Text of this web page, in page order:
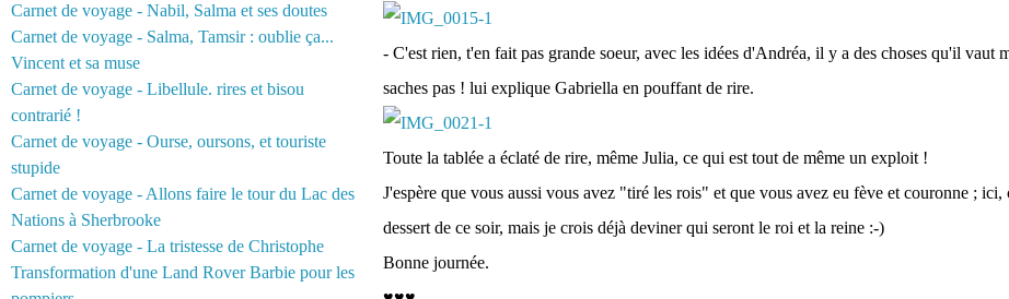
Carnet de voyage - Nabil, Salma et ses doutes
Carnet de voyage - Salma, Tamsir : oublie ça...
Vincent et sa muse
Carnet de voyage - Libellule. rires et bisou
contrarié !
Carnet de voyage - Ourse, oursons, et touriste
stupide
Carnet de voyage - Allons faire le tour du Lac des
Nations à Sherbrooke
Carnet de voyage - La tristesse de Christophe
Transformation d'une Land Rover Barbie pour les
- C'est rien, t'en fait pas grande soeur, avec les idées d'Andréa, il y a des choses qu'il vaut
saches pas ! lui explique Gabriella en pouffant de rire.
Toute la tablée a éclaté de rire, même Julia, ce qui est tout de même un exploit !
J'espère que vous aussi vous avez "tiré les rois" et que vous avez eu fève et couronne ; ici,
dessert de ce soir, mais je crois déjà deviner qui seront le roi et la reine :-)
Bonne journée.